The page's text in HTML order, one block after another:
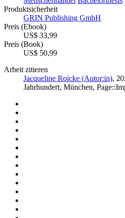
Produktsicherheit
GRIN Publishing GmbH
Preis (Ebook)
US$ 33,99
Preis (Book)
US$ 50,99
Arbeit zitieren
Jacqueline Roicke (Autor:in),
Jahrhundert, München,